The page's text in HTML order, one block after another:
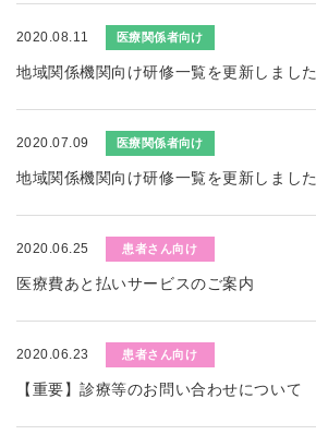
2020.08.11 医療関係者向け
地域関係機関向け研修一覧を更新しました
2020.07.09 医療関係者向け
地域関係機関向け研修一覧を更新しました
2020.06.25 患者さん向け
医療費あと払いサービスのご案内
2020.06.23 患者さん向け
【重要】診療等のお問い合わせについて